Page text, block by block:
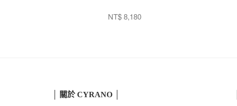
NT$ 8,180
│ 關於 CYRANO │